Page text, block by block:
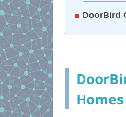
DoorBird
Homes